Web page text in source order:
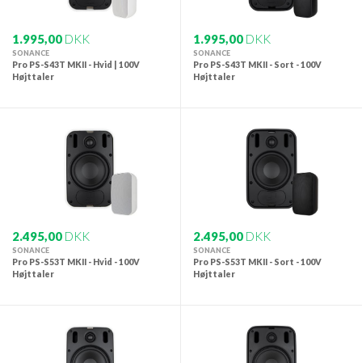
1.995,00 DKK
SONANCE
Pro PS-S43T MKII - Hvid | 100V
Højttaler
1.995,00 DKK
SONANCE
Pro PS-S43T MKII - Sort - 100V
Højttaler
2.495,00 DKK
SONANCE
Pro PS-S53T MKII - Hvid - 100V
Højttaler
2.495,00 DKK
SONANCE
Pro PS-S53T MKII - Sort - 100V
Højttaler